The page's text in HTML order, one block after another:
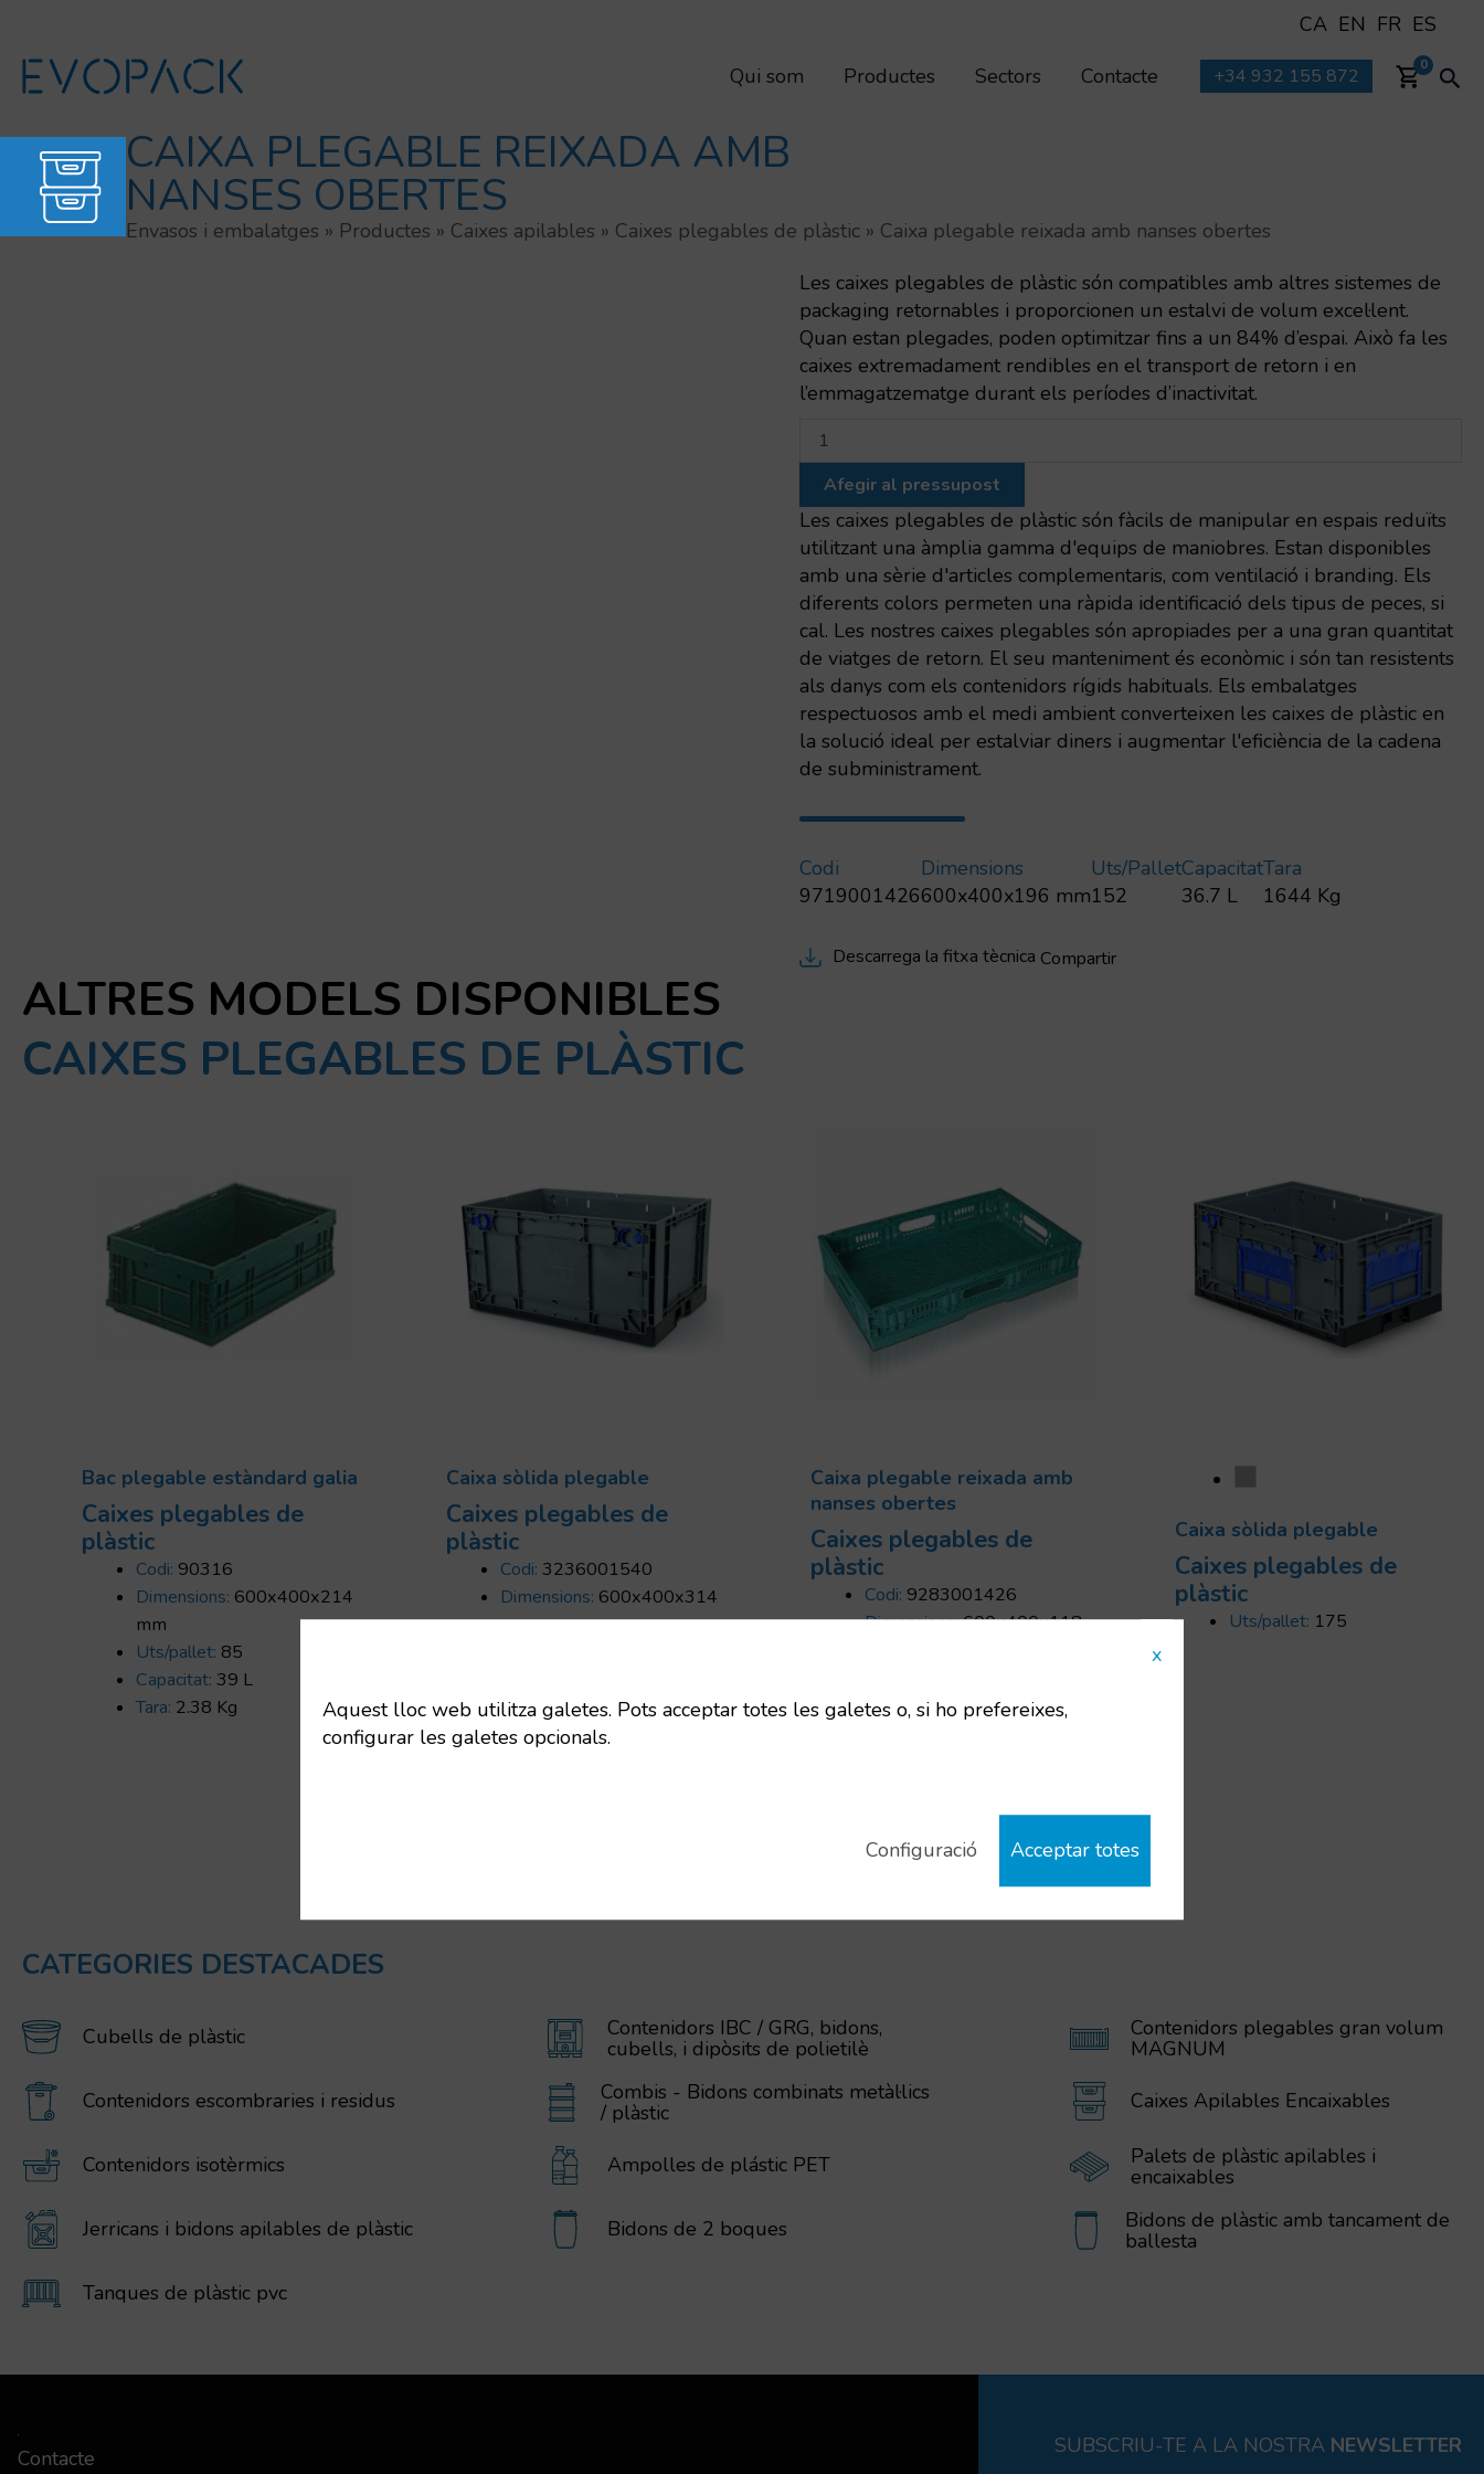
contingut
CA EN FR ES
Qui som
Productes Sectors Contacte +34 932 155 872 0
CAIXA PLEGABLE REIXADA AMB
NANSES OBERTES
Envasos i embalatges » Productes » Caixes apilables » Caixes plegables de plàstic » Caixa plegable reixada amb nanses obertes
Les caixes plegables de plàstic són compatibles amb altres sistemes de
packaging retornables i proporcionen un estalvi de volum excel·lent.
Quan estan plegades, poden optimitzar fins a un 84% d’espai. Això fa les
caixes extremadament rendibles en el transport de retorn i en
l’emmagatzematge durant els períodes d’inactivitat.
plegable
reixada
amb
nanses
obertes
Afegir al pressupost
Les caixes plegables de plàstic són fàcils de manipular en espais reduïts
utilitzant una àmplia gamma d'equips de maniobres. Estan disponibles
amb una sèrie d'articles complementaris, com ventilació i branding. Els
diferents colors permeten una ràpida identificació dels tipus de peces, si
cal. Les nostres caixes plegables són apropiades per a una gran quantitat
de viatges de retorn. El seu manteniment és econòmic i són tan resistents
als danys com els contenidors rígids habituals. Els embalatges
respectuosos amb el medi ambient converteixen les caixes de plàstic en
la solució ideal per estalviar diners i augmentar l'eficiència de la cadena
de subministrament.
Codi
9719001426
Dimensions
600x400x196 mm
Uts/pallet
152
Capacitat
36.7 L
Tara
1644 Kg
Descarrega la fitxa tècnica Compartir
ALTRES MODELS DISPONIBLES
CAIXES PLEGABLES DE PLÀSTIC
Bac plegable estàndard galia
Caixes plegables de
plàstic
Codi: 90316
Dimensions: 600x400x214
mm
Uts/pallet: 85
Capacitat: 39 L
Tara: 2.38 Kg
Caixa sòlida plegable
Caixes plegables de
plàstic
Codi: 3236001540
Dimensions: 600x400x314
mm
Caixa plegable reixada amb
nanses obertes
Caixes plegables de
plàstic
Codi: 9283001426
Dimensions:600x400x118
Capacitat:22 L
Caixa sòlida plegable
Caixes plegables de
plàstic
Uts/pallet: 175
CATEGORIES DESTACADES
Cubells de plàstic Contenidors IBC / GRG, bidons,
cubells, i dipòsits de polietilè
Contenidors plegables gran volum
MAGNUM
Contenidors escombraries i residus
Combis - Bidons combinats metàl·lics
/ plàstic Caixes Apilables Encaixables
Contenidors isotèrmics Ampolles de plástic PET Palets de plàstic apilables i
encaixables
Jerricans i bidons apilables de plàstic
Bidons de 2 boques Bidons de plàstic amb tancament de
ballesta
Tanques de plàstic pvc
Contacte
SUBSCRIU-TE A LA NOSTRA NEWSLETTER
Aquest lloc web utilitza galetes. Pots acceptar totes les galetes o, si ho prefereixes,
configurar les galetes opcionals.
x
Acceptar totes
Configuració